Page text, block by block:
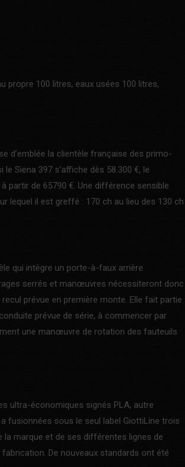
propre 100 litres, eaux usées 100 litres,
d’emblée la clientèle française des primo-
Siena 397 s’affiche dès 58.300 €, le
partir de 65790 €. Une différence sensible
lequel il est greffé : 170 ch au lieu des 130 ch
qui intègre un porte-à-faux arrière
serrés et manœuvres nécessiteront donc
prévue en première monte. Elle fait partie
prévue de série, à commencer par
une manœuvre de rotation des fauteuils
ultra-économiques signés PLA, autre
fusionnées sous le seul label GiottiLine trois
marque et de ses différentes lignes de
De nouveaux standards ont été